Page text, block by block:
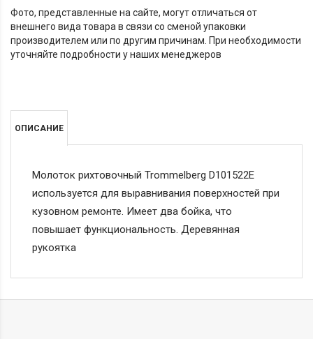
Фото, представленные на сайте, могут отличаться от
внешнего вида товара в связи со сменой упаковки
производителем или по другим причинам. При необходимости
уточняйте подробности у наших менеджеров
ОПИСАНИЕ
Молоток рихтовочный Trommelberg D101522E
используется для выравнивания поверхностей при
кузовном ремонте. Имеет два бойка, что
повышает функциональность. Деревянная
рукоятка